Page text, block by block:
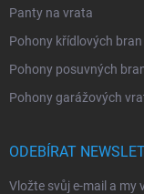
Panty na vrata
Pohony křídlových bran
Pohony posuvných
Pohony garážových
ODEBÍRAT
Vložte svůj e-mail a my